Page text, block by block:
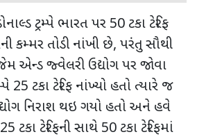
ટ્રમ્પે ભારત પર 50 ટકા ટેરિફ
કમ્મર તોડી નાંખી છે, પરંતુ સૌથી
એન્ડ જ્વેલરી ઉદ્યોગ પર જોવા
25 ટકા ટેરિફ નાંખ્યો હતો ત્યારે જ
નિરાશ થઇ ગયો હતો અને હવે
25 ટકા ટેરિફની સાથે 50 ટકા ટેરિફમાં